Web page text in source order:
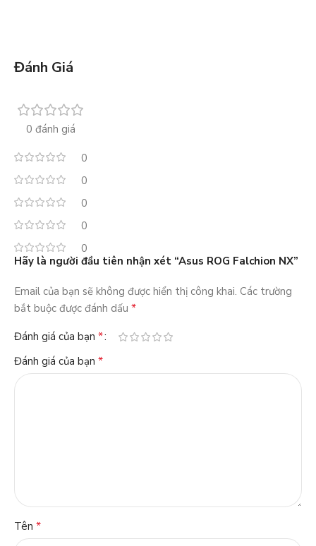
Đánh Giá
0 đánh giá
0
0
0
0
0
Hãy là người đầu tiên nhận xét “Asus ROG Falchion NX”
Email của bạn sẽ không được hiển thị công khai. Các trường
bắt buộc được đánh dấu *
Đánh giá của bạn *
Đánh giá của bạn *
Tên *